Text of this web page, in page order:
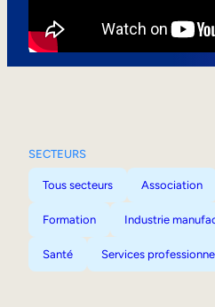
SECTEURS
Tous secteurs Association
Formation Industrie
Santé Services